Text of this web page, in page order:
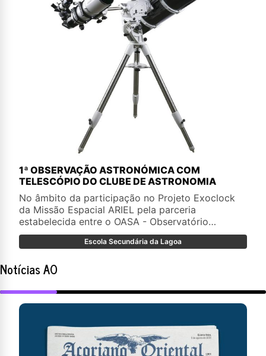
1ª OBSERVAÇÃO ASTRONÓMICA COM
TELESCÓPIO DO CLUBE DE ASTRONOMIA
No âmbito da participação no Projeto Exoclock
da Missão Espacial ARIEL pela parceria
estabelecida entre o OASA - Observatório
Astronómico de Santana, Açores e o Clube de
Astronomia da Escola Secundária da Lagoa,
de junho de 2024, os primeiros testes do
observação astronómica foi realizada com o
apoio de funcionários do OASA e dos astrónomos
Escola Secundária da Lagoa
Notícias AO